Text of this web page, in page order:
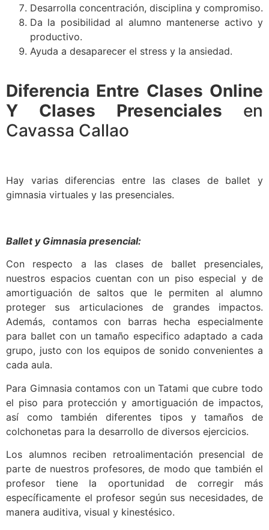
Desarrolla concentración, disciplina y compromiso.
Da la posibilidad al alumno mantenerse activo y
productivo.
Ayuda a desaparecer el stress y la ansiedad.
Diferencia Entre Clases Online
Y Clases Presenciales en
Cavassa Callao
Hay varias diferencias entre las clases de ballet y
gimnasia virtuales y las presenciales.
Ballet y Gimnasia presencial:
Con respecto a las clases de ballet presenciales,
nuestros espacios cuentan con un piso especial y de
amortiguación de saltos que le permiten al alumno
proteger sus articulaciones de grandes impactos.
Además, contamos con barras hecha especialmente
para ballet con un tamaño especifico adaptado a cada
grupo, justo con los equipos de sonido convenientes a
cada aula.
Para Gimnasia contamos con un Tatami que cubre todo
el piso para protección y amortiguación de impactos,
así como también diferentes tipos y tamaños de
colchonetas para la desarrollo de diversos ejercicios.
Los alumnos reciben retroalimentación presencial de
parte de nuestros profesores, de modo que también el
profesor tiene la oportunidad de corregir más
específicamente el profesor según sus necesidades, de
manera auditiva, visual y kinestésico.